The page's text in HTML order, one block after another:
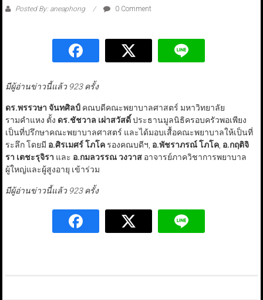
Posted By: aneaphong 0 Comment
มีผู้อ่านข่าวนี้แล้ว 923 ครั้ง
ดร.พรรวษา จันทศิลป์ คณบดีคณะพยาบาลศาสตร์ มหาวิทยาลัย
รามคำแหง ตั้ง ดร.ชัชวาล เผ่าสวัสดิ์ประธานมูลนิธิครอบครัวพอเพียง
เป็นที่ปรึกษาคณะพยาบาลศาสตร์ และได้มอบเสื้อคณะพยาบาลให้เป็นที่
ระลึก โดยมี อ.ศิรเมศร์ โภโครองคณบดีฯ, อ.พัชราภรณ์ โภโค, อ.กฤติจิ
รา เตชะรุจิรา และ อ.กมลวรรณ วงวาสอาจารย์ภาควิชาการพยาบาล
ผู้ใหญ่และผู้สูงอายุ เข้าร่วม
มีผู้อ่านข่าวนี้แล้ว 923 ครั้ง